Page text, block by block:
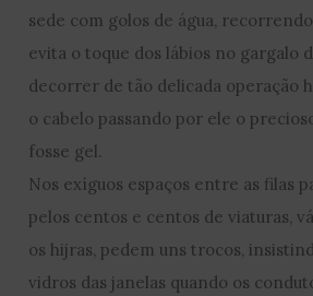
sede com golos de água,
evita o toque dos lábios no gargalo
decorrer de tão delicada operação
o cabelo passando por ele o
fosse gel.
Nos exíguos espaços entre as filas
pelos centos e centos de viaturas,
os hijras, pedem uns trocos,
vidros das janelas quando os